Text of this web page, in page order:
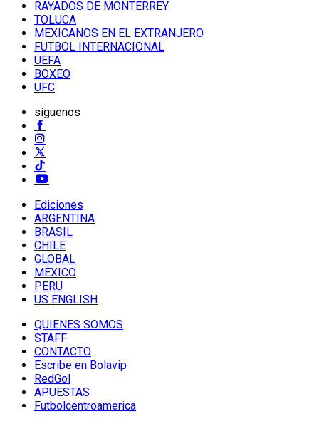
RAYADOS DE MONTERREY
TOLUCA
MEXICANOS EN EL EXTRANJERO
FUTBOL INTERNACIONAL
UEFA
BOXEO
UFC
síguenos
Ediciones
ARGENTINA
BRASIL
CHILE
GLOBAL
MÉXICO
PERU
US ENGLISH
QUIENES SOMOS
STAFF
CONTACTO
Escribe en Bolavip
RedGol
APUESTAS
Futbolcentroamerica